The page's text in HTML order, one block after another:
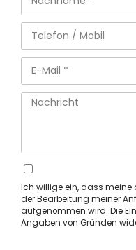
Ich willige ein, dass meine
der Bearbeitung meiner
aufgenommen wird. Die
Angaben von Gründen